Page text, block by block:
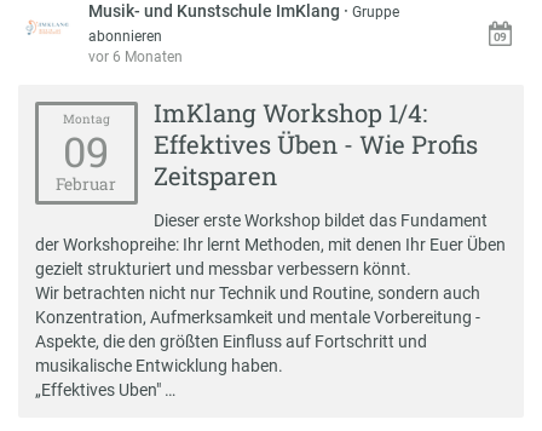
Musik- und Kunstschule ImKlang ·Gruppe
abonnieren
vor 6 Monaten
Montag
09
Februar
ImKlang Workshop 1/4:
Effektives Üben - Wie Profis
Zeitsparen
Dieser erste Workshop bildet das Fundament
der Workshopreihe: Ihr lernt Methoden, mit denen Ihr Euer Üben
gezielt strukturiert und messbar verbessern könnt.
Wir betrachten nicht nur Technik und Routine, sondern auch
Konzentration, Aufmerksamkeit und mentale Vorbereitung -
Aspekte, die den größten Einfluss auf Fortschritt und
musikalische Entwicklung haben.
„Effektives Uben" …